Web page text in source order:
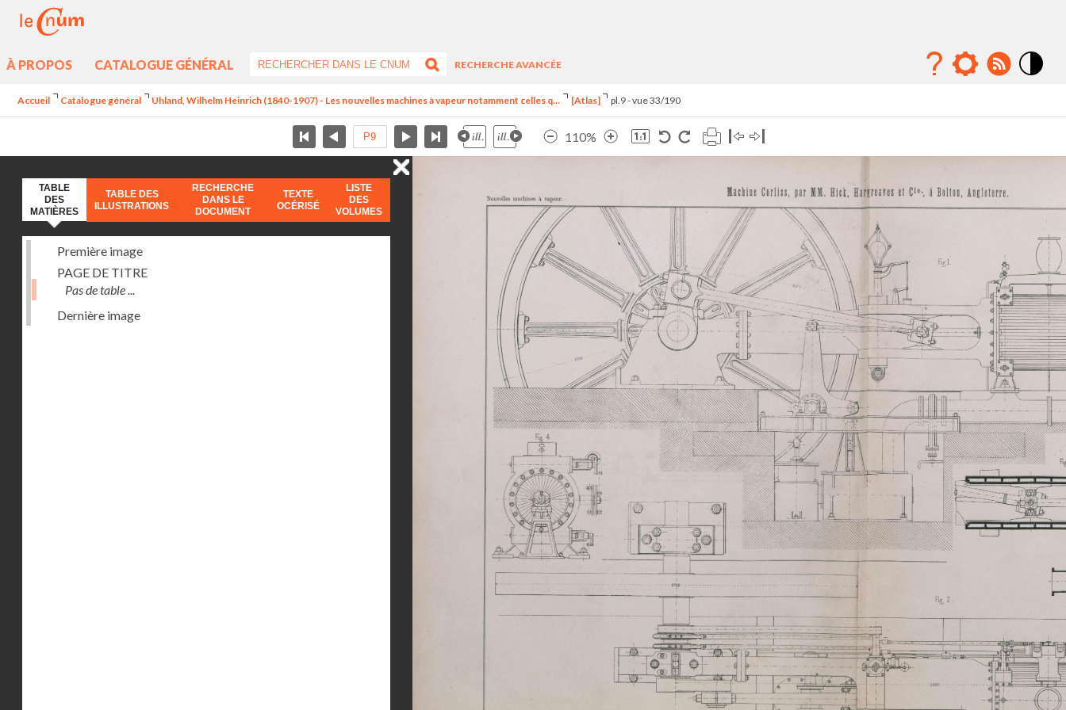
À PROPOS CATALOGUE GÉNÉRAL
RECHERCHE AVANCÉE
Accueil Catalogue général Uhland, Wilhelm Heinrich (1840-1907) - Les nouvelles machines à vapeur notamment celles q... [Atlas] pl.9 - vue 33/190
110%
TABLE
DES
MATIÈRES
TABLE DES
ILLUSTRATIONS
RECHERCHE
DANS LE
DOCUMENT
TEXTE
OCÉRISÉ
LISTE
DES
VOLUMES
Première image
PAGE DE TITRE
Pas de table ...
Dernière image